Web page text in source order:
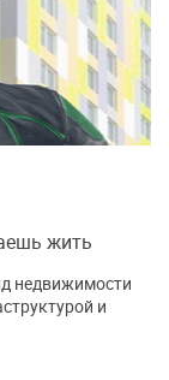
жить
недвижимости
и